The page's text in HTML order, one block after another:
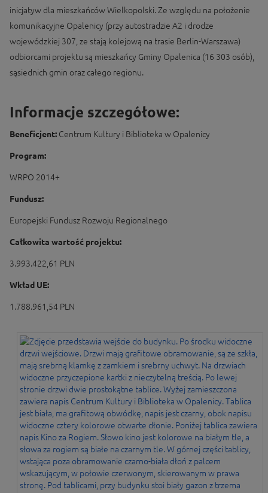
inicjatyw dla mieszkańców Wielkopolski. Ze względu na położenie
komunikacyjne Opalenicy (przy autostradzie A2 i drodze
wojewódzkiej 307, ze stają kolejową na trasie Berlin-Warszawa)
odbiorcami projektu są mieszkańcy Gminy Opalenica (16 303 osób),
sąsiednich gmin oraz całego regionu.
Informacje szczegółowe:
Beneficjent: Centrum Kultury i Biblioteka w Opalenicy
Program:
WRPO 2014+
Fundusz:
Europejski Fundusz Rozwoju Regionalnego
Całkowita wartość projektu:
3.993.422,61 PLN
Wkład UE:
1.788.961,54 PLN